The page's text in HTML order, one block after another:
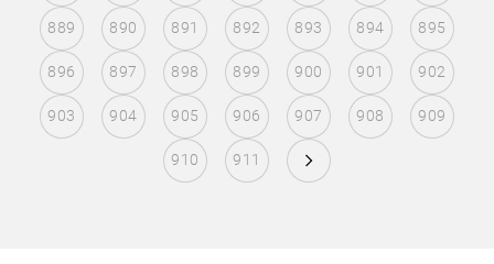
889 890 891 892 893 894 895
896 897 898 899 900 901 902
903 904 905 906 907 908 909
910 911